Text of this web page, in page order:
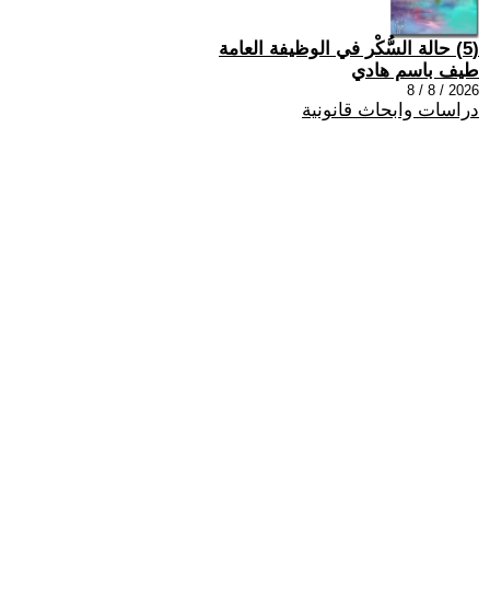
(5) حالة السُّكْر في الوظيفة العامة
طيف باسم هادي
2026 / 8 / 8
دراسات وابحاث قانونية